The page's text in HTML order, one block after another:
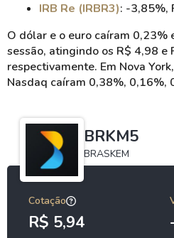
IRB Re (IRBR3): -3,85%,
O dólar e o euro caíram 0,23%
sessão, atingindo os R$ 4,98 e
respectivamente. Em Nova
Nasdaq caíram 0,38%, 0,16%,
BRKM5
BRASKEM
Cotação
R$ 5,94